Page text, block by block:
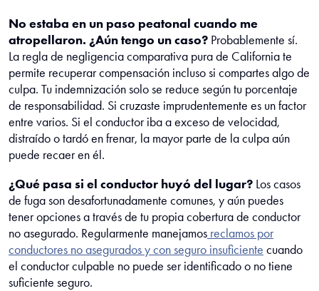
No estaba en un paso peatonal cuando me
atropellaron. ¿Aún tengo un caso? Probablemente sí.
La regla de negligencia comparativa pura de California te
permite recuperar compensación incluso si compartes algo de
culpa. Tu indemnización solo se reduce según tu porcentaje
de responsabilidad. Si cruzaste imprudentemente es un factor
entre varios. Si el conductor iba a exceso de velocidad,
distraído o tardó en frenar, la mayor parte de la culpa aún
puede recaer en él.
¿Qué pasa si el conductor huyó del lugar? Los casos
de fuga son desafortunadamente comunes, y aún puedes
tener opciones a través de tu propia cobertura de conductor
no asegurado. Regularmente manejamos reclamos por
conductores no asegurados y con seguro insuficiente cuando
el conductor culpable no puede ser identificado o no tiene
suficiente seguro.